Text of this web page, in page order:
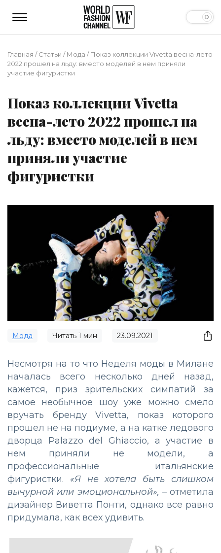
Главная /Статьи /Мода /Показ коллекции Vivetta весна-лето
2022 прошел на льду: вместо моделей в нем приняли
участие фигуристки
Показ коллекции Vivetta
весна-лето 2022 прошел на
льду: вместо моделей в нем
приняли участие
фигуристки
Мода Читать 1 мин 23.09.2021
Несмотря на то что Неделя моды в Милане
началась всего несколько дней назад,
кажется, приз зрительских симпатий за
самое необычное шоу уже можно смело
вручать бренду Vivetta, показ которого
прошел не на подиуме, а на катке ледового
дворца Palazzo del Ghiaccio, а участие в
нем приняли не модели, а
профессиональные итальянские
фигуристки. «Я не хотела быть слишком
вычурной или эмоциональной», – отметила
дизайнер Виветта Понти, однако все равно
придумала, как всех удивить.